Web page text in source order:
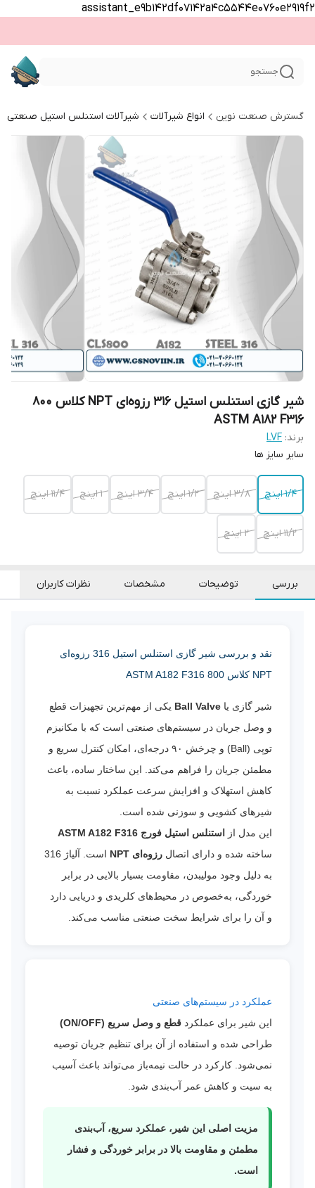
assistant_e9b142df07142a4c5544e0760e2919f2
جستجو
گسترش صنعت نوین انواع شیرآلات شیرآلات استنلس استیل صنعتی
شیر گازی استنلس استیل 316 رزوه‌ای NPT کلاس 800
ASTM A182 F316
برند: LVF
سایر سایز ها
۱/۴ اینچ ۳/۸ اینچ ۱/۲ اینچ ۳/۴ اینچ ۱ اینچ ۱۱/۴ اینچ
۱۱/۲ اینچ ۲ اینچ
بررسی توضیحات مشخصات نظرات کاربران
نقد و بررسی شیر گازی استنلس استیل 316 رزوه‌ای
NPT کلاس 800 ASTM A182 F316
شیر گازی یا Ball Valve یکی از مهم‌ترین تجهیزات قطع
و وصل جریان در سیستم‌های صنعتی است که با مکانیزم
توپی (Ball) و چرخش ۹۰ درجه‌ای، امکان کنترل سریع و
مطمئن جریان را فراهم می‌کند. این ساختار ساده، باعث
کاهش استهلاک و افزایش سرعت عملکرد نسبت به
شیرهای کشویی و سوزنی شده است.
این مدل از
استنلس استیل فورج ASTM A182 F316
ساخته شده و دارای اتصال رزوه‌ای NPT
است. آلیاژ 316
به دلیل وجود مولیبدن، مقاومت بسیار بالایی در برابر
خوردگی، به‌خصوص در محیط‌های کلریدی و دریایی دارد
و آن را برای شرایط سخت صنعتی مناسب می‌کند.
عملکرد در سیستم‌های صنعتی
این شیر برای عملکرد قطع و وصل سریع (ON/OFF)
طراحی شده و استفاده از آن برای تنظیم جریان توصیه
نمی‌شود. کارکرد در حالت نیمه‌باز می‌تواند باعث آسیب
به سیت و کاهش عمر آب‌بندی شود.
مزیت اصلی این شیر، عملکرد سریع، آب‌بندی
مطمئن و مقاومت بالا در برابر خوردگی و فشار
است.